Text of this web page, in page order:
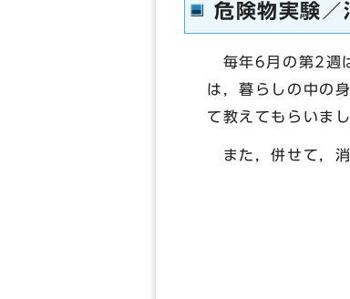
危険物実験／
毎年6月の第2週
は，暮らしの中の
て教えてもらいまし
また，併せて，消